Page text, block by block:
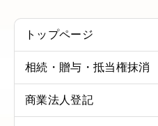
トップページ
相続・贈与・抵当権抹消
商業法人登記